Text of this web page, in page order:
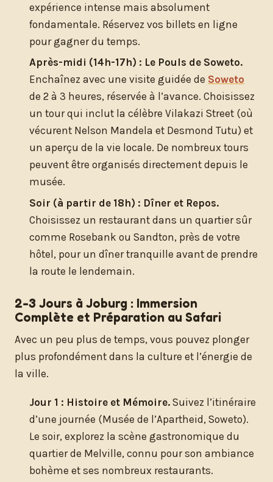
expérience intense mais absolument
fondamentale. Réservez vos billets en ligne
pour gagner du temps.
Après-midi (14h-17h) : Le Pouls de Soweto.
Enchaînez avec une visite guidée de Soweto
de 2 à 3 heures, réservée à l’avance. Choisissez
un tour qui inclut la célèbre Vilakazi Street (où
vécurent Nelson Mandela et Desmond Tutu) et
un aperçu de la vie locale. De nombreux tours
peuvent être organisés directement depuis le
musée.
Soir (à partir de 18h) : Dîner et Repos.
Choisissez un restaurant dans un quartier sûr
comme Rosebank ou Sandton, près de votre
hôtel, pour un dîner tranquille avant de prendre
la route le lendemain.
2-3 Jours à Joburg : Immersion
Complète et Préparation au Safari
Avec un peu plus de temps, vous pouvez plonger
plus profondément dans la culture et l’énergie de
la ville.
Jour 1 : Histoire et Mémoire. Suivez l’itinéraire
d’une journée (Musée de l’Apartheid, Soweto).
Le soir, explorez la scène gastronomique du
quartier de Melville, connu pour son ambiance
bohème et ses nombreux restaurants.